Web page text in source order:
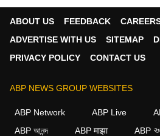
जब देवताओं पर मंडराने लगा संकट
मिलती हैं, लेकिन सबसे प्रसिद्ध कथा
से जुड़ी हुई मानी जाती है. एक समय
ABOUT US FEEDBACK
ADVERTISE WITH US
SITEMAP
PRIVACY POLICY
CONTACT US
ABP NEWS GROUP WEBSITES
ABP Network ABP Live
ABP আনন্দ
ABP माझा ABP